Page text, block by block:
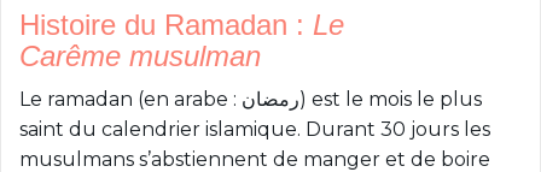
Histoire du Ramadan : Le
Carême musulman
Le ramadan (en arabe : رمضان) est le mois le plus
saint du calendrier islamique. Durant 30 jours les
musulmans s’abstiennent de manger et de boire